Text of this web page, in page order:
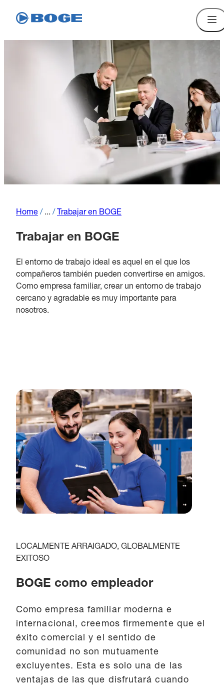
Home / ... / Trabajar en BOGE
Trabajar en BOGE
El entorno de trabajo ideal es aquel en el que los
compañeros también pueden convertirse en amigos.
Como empresa familiar, crear un entorno de trabajo
cercano y agradable es muy importante para
nosotros.
LOCALMENTE ARRAIGADO, GLOBALMENTE
EXITOSO
BOGE como empleador
Como empresa familiar moderna e
internacional, creemos firmemente que el
éxito comercial y el sentido de
comunidad no son mutuamente
excluyentes. Esta es solo una de las
ventajas de las que disfrutará cuando